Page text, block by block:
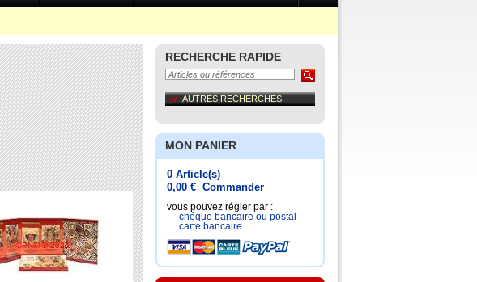
RECHERCHE RAPIDE
AUTRES RECHERCHES
MON PANIER
0 Article(s)
0,00 € Commander
vous pouvez régler par :
chéque bancaire ou postal
carte bancaire